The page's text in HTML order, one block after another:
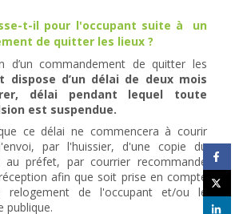
t-il pour l'occupant suite à un
de quitter les lieux ?
d’un commandement de quitter les
dispose d’un délai de deux mois
délai pendant lequel toute
est suspendue.
ce délai ne commencera à courir
par l'huissier, d'une copie du
au préfet, par courrier recommandé
afin que soit prise en compte
relogement de l'occupant et/ou le
publique.